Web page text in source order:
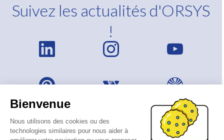
Suivez les actualités d'ORSYS
!
Bienvenue
Nous utilisons des cookies ou des
technologies similaires pour nous aider à